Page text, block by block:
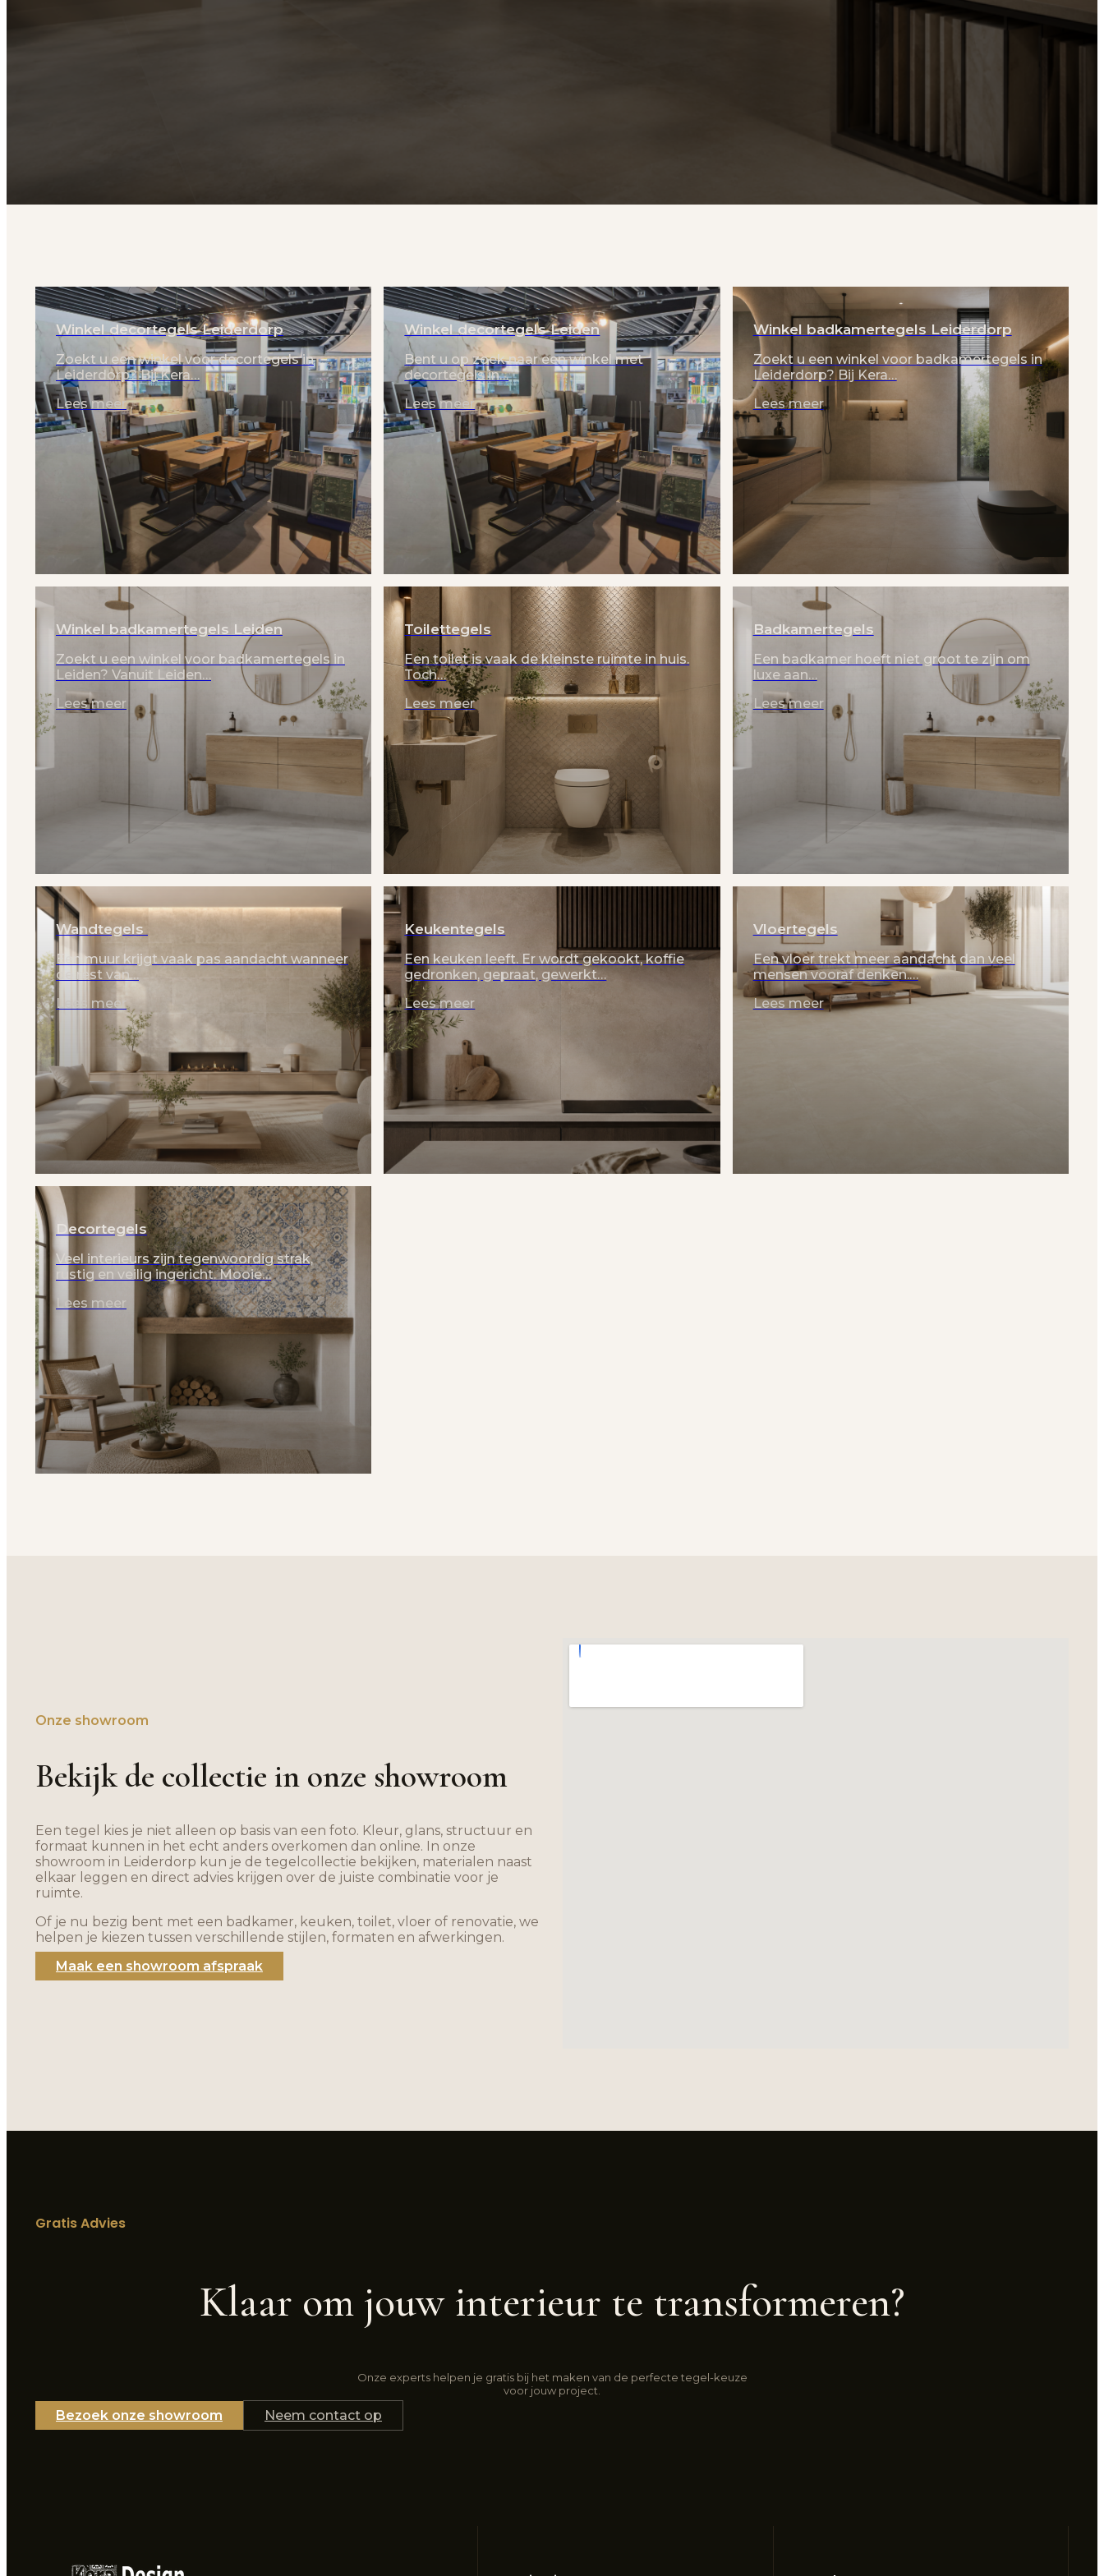
Winkel decortegels Leiderdorp
Zoekt u een winkel voor decortegels in
Leiderdorp? Bij Kera…
Lees meer
Winkel decortegels Leiden
Bent u op zoek naar een winkel met
decortegels in…
Lees meer
Winkel badkamertegels Leiderdorp
Zoekt u een winkel voor badkamertegels in
Leiderdorp? Bij Kera…
Lees meer
Winkel badkamertegels Leiden
Zoekt u een winkel voor badkamertegels in
Leiden? Vanuit Leiden…
Lees meer
Toilettegels
Een toilet is vaak de kleinste ruimte in huis.
Toch…
Lees meer
Badkamertegels
Een badkamer hoeft niet groot te zijn om
luxe aan…
Lees meer
Wandtegels
Een muur krijgt vaak pas aandacht wanneer
de rest van…
Lees meer
Keukentegels
Een keuken leeft. Er wordt gekookt, koffie
gedronken, gepraat, gewerkt…
Lees meer
Vloertegels
Een vloer trekt meer aandacht dan veel
mensen vooraf denken.…
Lees meer
Decortegels
Veel interieurs zijn tegenwoordig strak,
rustig en veilig ingericht. Mooie…
Lees meer
Onze showroom
Bekijk de collectie in onze showroom
Een tegel kies je niet alleen op basis van een foto. Kleur, glans, structuur en
formaat kunnen in het echt anders overkomen dan online. In onze
showroom in Leiderdorp kun je de tegelcollectie bekijken, materialen naast
elkaar leggen en direct advies krijgen over de juiste combinatie voor je
ruimte.
Of je nu bezig bent met een badkamer, keuken, toilet, vloer of renovatie, we
helpen je kiezen tussen verschillende stijlen, formaten en afwerkingen.
Maak een showroom afspraak
Gratis Advies
Klaar om jouw interieur te transformeren?
Onze experts helpen je gratis bij het maken van de perfecte tegel-keuze
voor jouw project.
Bezoek onze showroom Neem contact op